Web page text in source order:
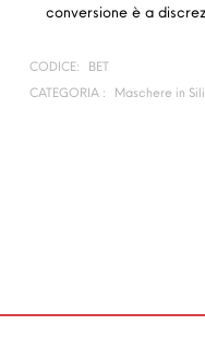
conversione è a
CODICE:
BET
CATEGORIA :
Maschere in